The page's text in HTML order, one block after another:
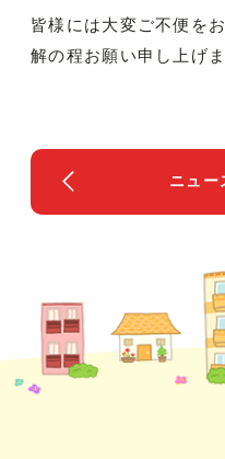
皆様には大変ご不便を
解の程お願い申し上げま
ニュー